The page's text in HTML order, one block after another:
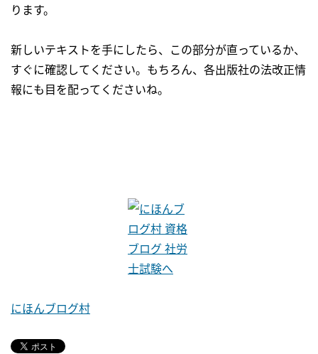
ります。
新しいテキストを手にしたら、この部分が直っているか、
すぐに確認してください。もちろん、各出版社の法改正情
報にも目を配ってくださいね。
にほんブログ村